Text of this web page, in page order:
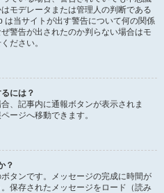
モデレータまたは管理人の判断である
は当サイトが出す警告について何の関係
警告が出されたのか判らない場合はモ
ださい。
には？
、記事内に通報ボタンが表示されま
ージへ移動できます。
？
タンです。メッセージの完成に時間が
保存されたメッセージをロード（読み